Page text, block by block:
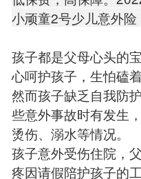
小顽童2号少儿意外险
孩子都是父母心头的
心呵护孩子，生怕磕着
然而孩子缺乏自我防
些意外事故时有发生
烫伤、溺水等情况。
孩子意外受伤住院，
疼因请假陪护孩子的工